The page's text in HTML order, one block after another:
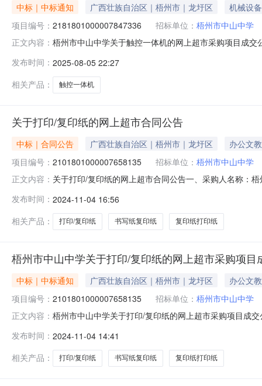
中标｜中标通知 广西壮族自治区｜梧州市｜龙圩区
机械设备
项目编号： 2181801000007847336 招标单位： 梧州市中山中学
正文内容： 梧州市中山中学关于触控一体机的网上超市采购项目成
采购计划信息：序号采购计划文号信息采购计划金额
发布时间： 2025-08-05 22:27
相关产品：
触控一体机
关于打印/复印纸的网上超市合同公告
中标｜合同公告 广西壮族自治区｜梧州市｜龙圩区
办公文教
项目编号： 2101801000007658135 招标单位： 梧州市中山中学
正文内容： 关于打印/复印纸的网上超市合同公告一、采购人名称：
8K/70克件110.00270297002亚太森博60gA360gA4书写
发布时间： 2024-11-04 16:56
相关产品：
打印/复印纸 书写纸复印纸 复印纸打印纸
梧州市中山中学关于打印/复印纸的网上超市采购项目
中标｜中标通知 广西壮族自治区｜梧州市｜龙圩区
办公文教
项目编号： 2101801000007658135 招标单位： 梧州市中山中学
正文内容： 梧州市中山中学关于打印/复印纸的网上超市采购项目成
话:13977442502采购计划信息：序号采购计划文号信
发布时间： 2024-11-04 14:41
相关产品：
打印/复印纸 书写纸复印纸 复印纸打印纸